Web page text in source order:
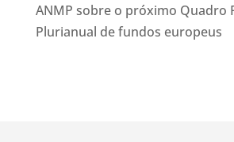
ANMP sobre o próximo Quadro
Plurianual de fundos europeus